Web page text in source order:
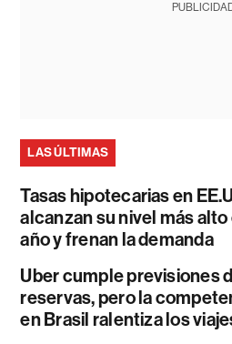
LAS ÚLTIMAS
Tasas hipotecarias en
alcanzan su nivel más alto
año y frenan la demanda
Uber cumple previsiones
reservas, pero la
en Brasil ralentiza los